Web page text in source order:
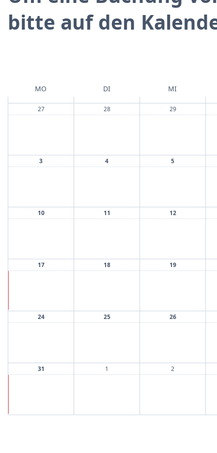
bitte auf den
MO DI MI
27 28 29
3 4 5
10 11 12
17 18 19
24 25 26
31 1 2